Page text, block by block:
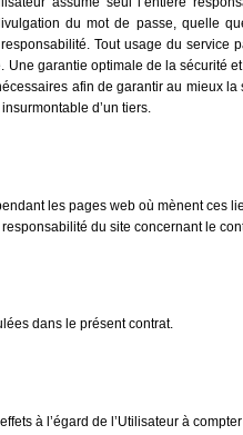
du mot de passe, quelle
Tout usage du service
garantie optimale de la sécurité
afin de garantir au mieux
d’un tiers.
les pages web où mènent ces
du site concernant le
dans le présent contrat.
à l’égard de l’Utilisateur à